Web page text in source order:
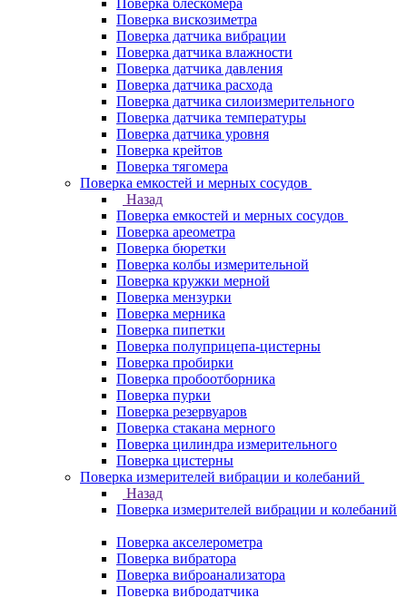
Поверка блескомера
Поверка вискозиметра
Поверка датчика вибрации
Поверка датчика влажности
Поверка датчика давления
Поверка датчика расхода
Поверка датчика силоизмерительного
Поверка датчика температуры
Поверка датчика уровня
Поверка крейтов
Поверка тягомера
Поверка емкостей и мерных сосудов
Назад
Поверка емкостей и мерных сосудов
Поверка ареометра
Поверка бюретки
Поверка колбы измерительной
Поверка кружки мерной
Поверка мензурки
Поверка мерника
Поверка пипетки
Поверка полуприцепа-цистерны
Поверка пробирки
Поверка пробоотборника
Поверка пурки
Поверка резервуаров
Поверка стакана мерного
Поверка цилиндра измерительного
Поверка цистерны
Поверка измерителей вибрации и колебаний
Назад
Поверка измерителей вибрации и колебаний
Поверка акселерометра
Поверка вибратора
Поверка виброанализатора
Поверка вибродатчика